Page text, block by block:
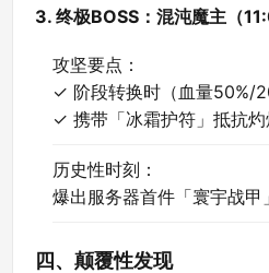
3. 终极BOSS：混沌魔主（
攻坚要点：
✓ 阶段转换时（血量50%/
✓ 携带「冰霜护符」抵抗灼
历史性时刻：
爆出服务器首件「寰宇战甲
四、颠覆性发现